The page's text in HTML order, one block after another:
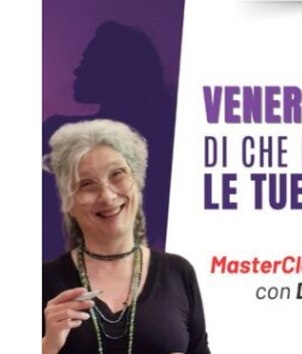
AGGIUNGI AL CARRELLO